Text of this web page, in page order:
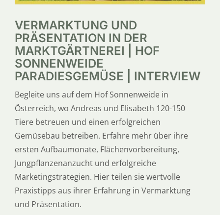
VERMARKTUNG UND
PRÄSENTATION IN DER
MARKTGÄRTNEREI | HOF
SONNENWEIDE
PARADIESGEMÜSE | INTERVIEW
Begleite uns auf dem Hof Sonnenweide in
Österreich, wo Andreas und Elisabeth 120-150
Tiere betreuen und einen erfolgreichen
Gemüsebau betreiben. Erfahre mehr über ihre
ersten Aufbaumonate, Flächenvorbereitung,
Jungpflanzenanzucht und erfolgreiche
Marketingstrategien. Hier teilen sie wertvolle
Praxistipps aus ihrer Erfahrung in Vermarktung
und Präsentation.